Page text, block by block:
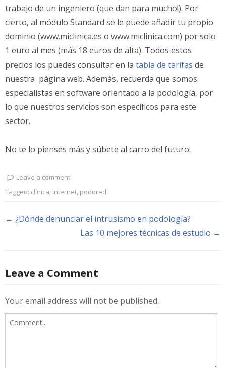
trabajo de un ingeniero (que dan para mucho!). Por
cierto, al módulo Standard se le puede añadir tu propio
dominio (www.miclinica.es o www.miclinica.com) por solo
1 euro al mes (más 18 euros de alta). Todos estos
precios los puedes consultar en la tabla de tarifas de
nuestra página web. Además, recuerda que somos
especialistas en software orientado a la podología, por
lo que nuestros servicios son específicos para este
sector.
No te lo pienses más y súbete al carro del futuro.
Leave a comment
Tagged: clínica, internet, podored
← ¿Dónde denunciar el intrusismo en podología?
Las 10 mejores técnicas de estudio →
Leave a Comment
Your email address will not be published.